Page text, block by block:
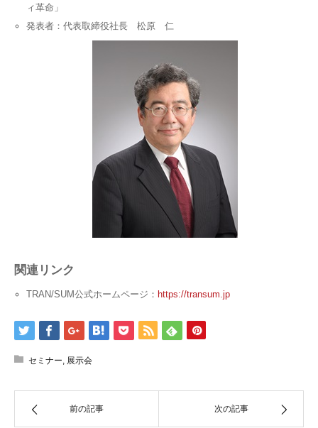
ィ革命」
発表者：代表取締役社長 松原 仁
関連リンク
TRAN/SUM公式ホームページ： https://transum.jp
セミナー 展示会
前の記事 次の記事